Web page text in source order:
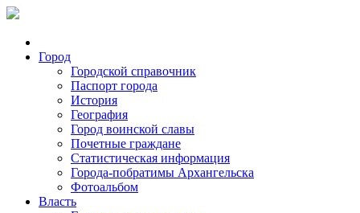
Город
Городской справочник
Паспорт города
История
География
Город воинской славы
Почетные граждане
Статистическая информация
Города-побратимы Архангельска
Фотоальбом
Власть